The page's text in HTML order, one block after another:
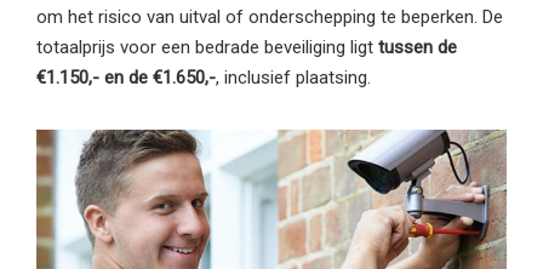
om het risico van uitval of onderschepping te beperken. De
totaalprijs voor een bedrade beveiliging ligt tussen de
€1.150,- en de €1.650,-, inclusief plaatsing.